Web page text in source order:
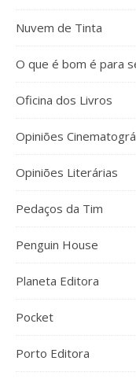
Nuvem de Tinta
O que é bom é para
Oficina dos Livros
Opiniões
Opiniões Literárias
Pedaços da Tim
Penguin House
Planeta Editora
Pocket
Porto Editora